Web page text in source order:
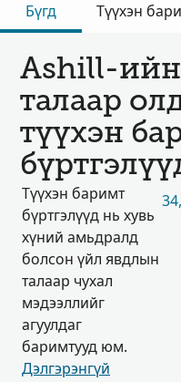
Бүгд
Түүхэн
Ashill-ийн
талаар
түүхэн
Түүхэн баримт
бүртгэлүүд нь хувь
хүний амьдралд
болсон үйл явдлын
талаар чухал
мэдээллийг
агуулдаг
баримтууд юм.
Дэлгэрэнгүй